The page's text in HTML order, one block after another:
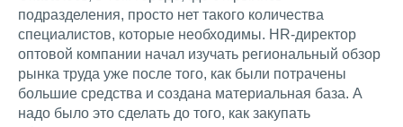
подразделения, просто нет такого количества
специалистов, которые необходимы. HR-директор
оптовой компании начал изучать региональный обзор
рынка труда уже после того, как были потрачены
большие средства и создана материальная база. А
надо было это сделать до того, как закупать